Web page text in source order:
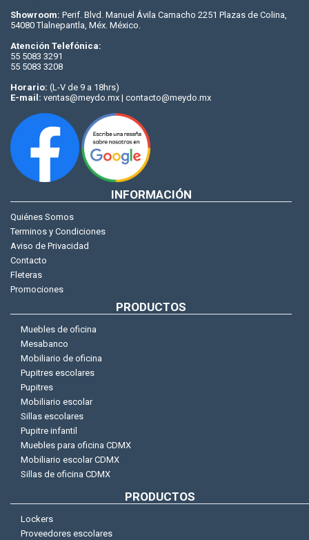
Showroom: Perif. Blvd. Manuel Ávila Camacho 2251 Plazas de Colina,
54080 Tlalnepantla, Méx. México.
Atención Telefónica:
55 5083 3291
55 5083 3208
Horario: (L-V de 9 a 18hrs)
E-mail: ventas@meydo.mx | contacto@meydo.mx
INFORMACIÓN
Quiénes Somos
Terminos y Condiciones
Aviso de Privacidad
Contacto
Fleteras
Promociones
PRODUCTOS
Muebles de oficina
Mesabanco
Mobiliario de oficina
Pupitres escolares
Pupitres
Mobiliario escolar
Sillas escolares
Pupitre infantil
Muebles para oficina CDMX
Mobiliario escolar CDMX
Sillas de oficina CDMX
PRODUCTOS
Lockers
Proveedores escolares